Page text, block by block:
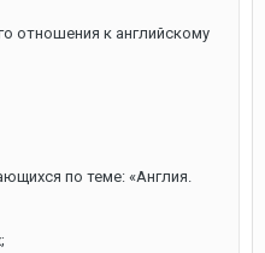
отношения к английскому
по теме: «Англия.